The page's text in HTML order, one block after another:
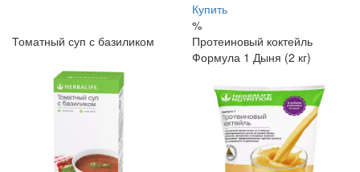
Купить
%
Томатный суп с базиликом
Протеиновый коктейль
Формула 1 Дыня (2 кг)